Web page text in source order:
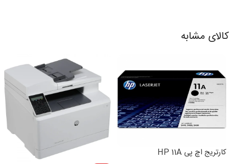
کالای مشابه
کارتریج اچ پی HP 11A